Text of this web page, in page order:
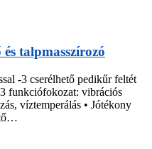
talpmasszírozó
-3 cserélhető pedikűr feltét
vibrációs
víztemperálás • Jótékony